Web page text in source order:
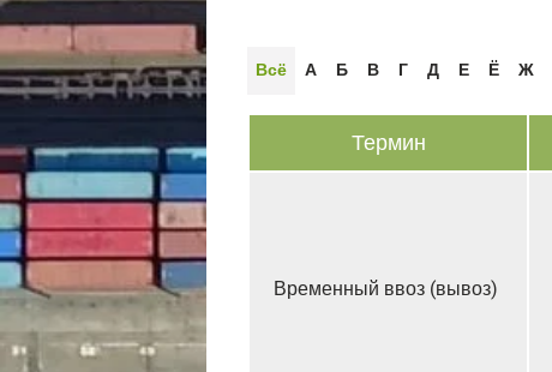
Всё А Б В Г Д Е Ё Ж
Термин
Временный ввоз (вывоз)